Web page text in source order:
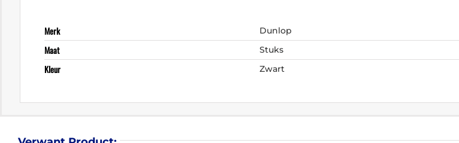
Merk Dunlop
Maat Stuks
Kleur Zwart